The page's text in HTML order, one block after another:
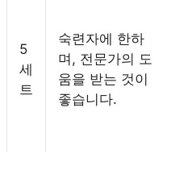
5
세
트
숙련자에 한하
며, 전문가의 도
움을 받는 것이
좋습니다.